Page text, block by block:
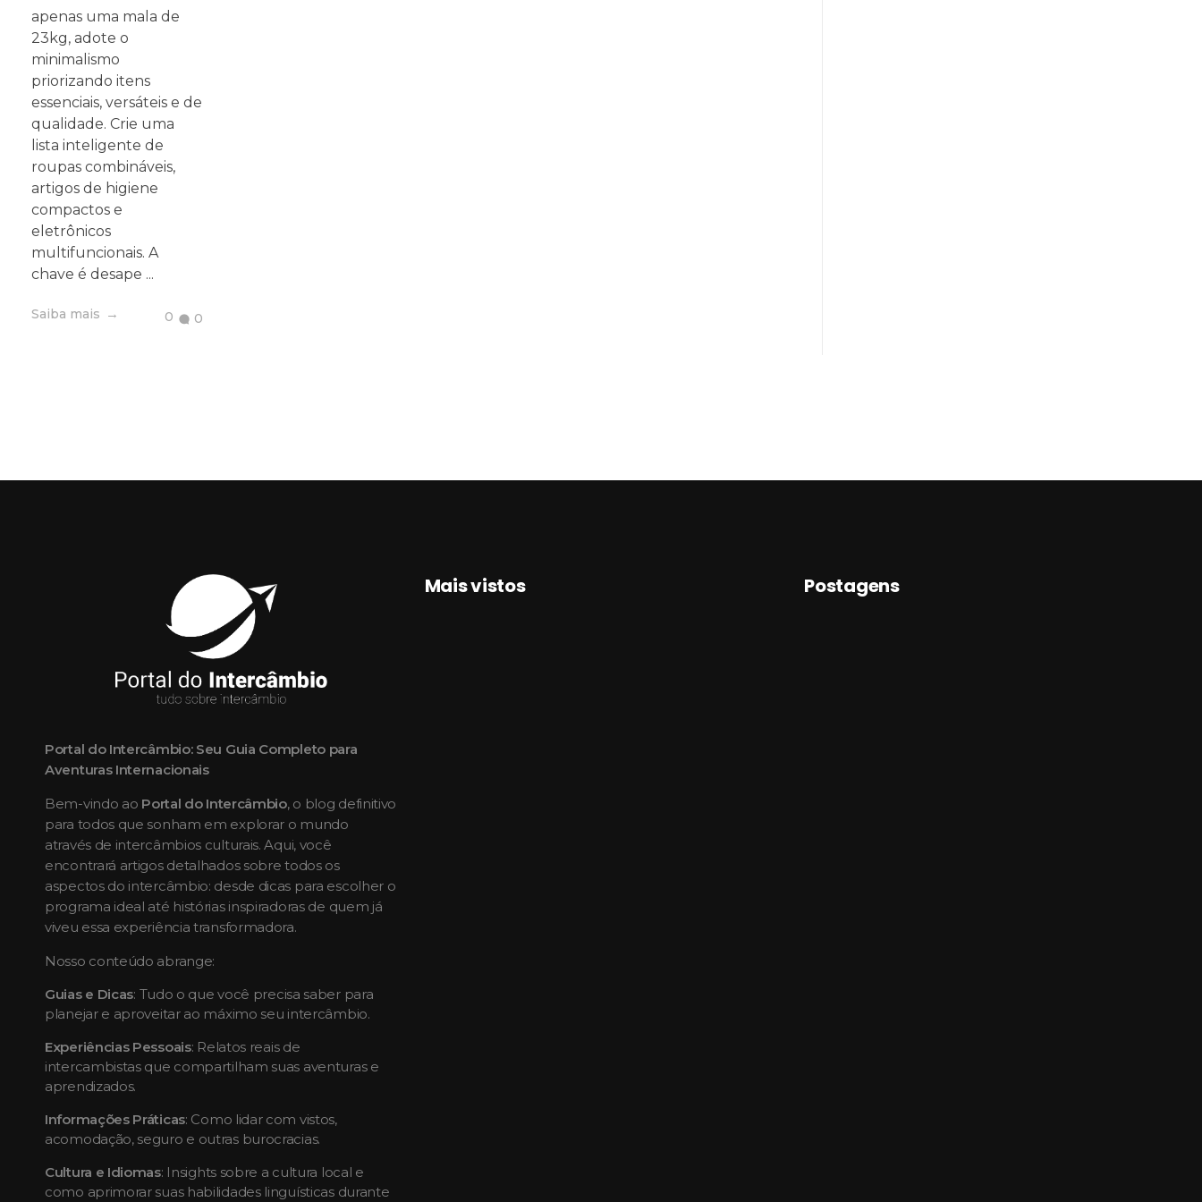
apenas uma mala de
23kg, adote o
minimalismo
priorizando itens
essenciais, versáteis e de
qualidade. Crie uma
lista inteligente de
roupas combináveis,
artigos de higiene
compactos e
eletrônicos
multifuncionais. A
chave é desape ...
Saiba mais 0 0
Portal do Intercâmbio: Seu Guia Completo para
Aventuras Internacionais
Bem-vindo ao Portal do Intercâmbio, o blog definitivo
para todos que sonham em explorar o mundo
através de intercâmbios culturais. Aqui, você
encontrará artigos detalhados sobre todos os
aspectos do intercâmbio: desde dicas para escolher o
programa ideal até histórias inspiradoras de quem já
viveu essa experiência transformadora.
Nosso conteúdo abrange:
Guias e Dicas: Tudo o que você precisa saber para
planejar e aproveitar ao máximo seu intercâmbio.
Experiências Pessoais: Relatos reais de
intercambistas que compartilham suas aventuras e
aprendizados.
Informações Práticas: Como lidar com vistos,
acomodação, seguro e outras burocracias.
Cultura e Idiomas: Insights sobre a cultura local e
como aprimorar suas habilidades linguísticas durante
Mais vistos Postagens